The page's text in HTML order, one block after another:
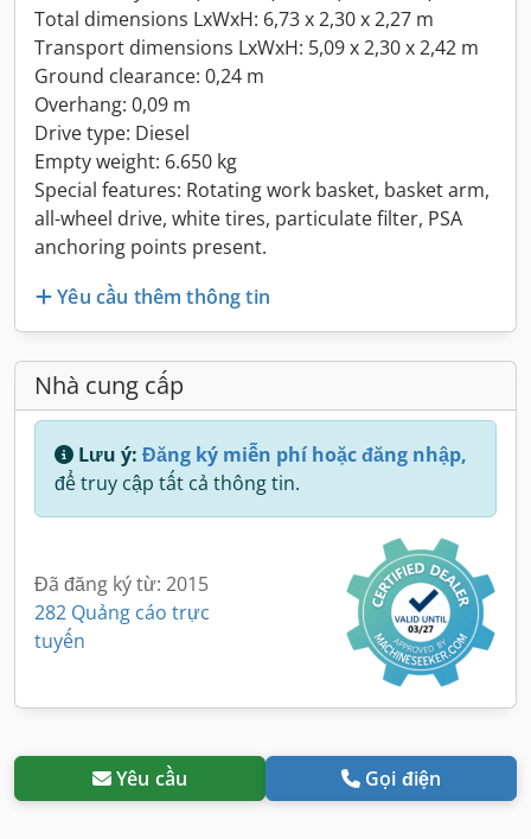
Total dimensions LxWxH: 6,73 x 2,30 x 2,27 m
Transport dimensions LxWxH: 5,09 x 2,30 x 2,42 m
Ground clearance: 0,24 m
Overhang: 0,09 m
Drive type: Diesel
Empty weight: 6.650 kg
Special features: Rotating work basket, basket arm,
all-wheel drive, white tires, particulate filter, PSA
anchoring points present.
Yêu cầu thêm thông tin
Nhà cung cấp
Lưu ý: Đăng ký miễn phí hoặc đăng nhập,
để truy cập tất cả thông tin.
Đã đăng ký từ: 2015
282 Quảng cáo trực
tuyến
Yêu cầu Gọi điện